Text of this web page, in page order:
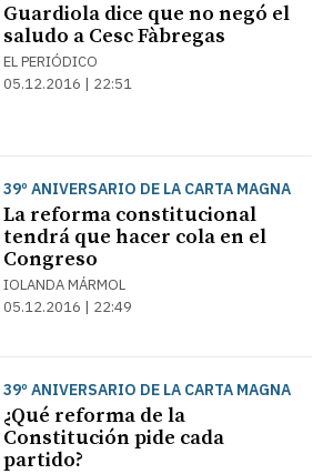
Guardiola dice que no negó el
saludo a Cesc Fàbregas
EL PERIÓDICO
05.12.2016 | 22:51
39º ANIVERSARIO DE LA CARTA MAGNA
La reforma constitucional
tendrá que hacer cola en el
Congreso
IOLANDA MÁRMOL
05.12.2016 | 22:49
39º ANIVERSARIO DE LA CARTA MAGNA
¿Qué reforma de la
Constitución pide cada
partido?